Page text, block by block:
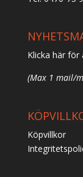
Klicka här för
(Max 1 mail/
Köpvillkor